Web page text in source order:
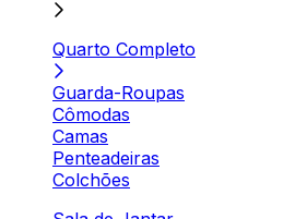
Quarto Completo
Guarda-Roupas
Cômodas
Camas
Penteadeiras
Colchões